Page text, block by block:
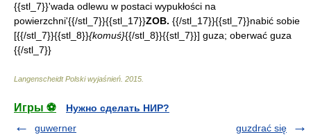
{{stl_7}}'wada odlewu w postaci wypukłości na
powierzchni'{{/stl_7}}{{stl_17}}ZOB. {{/stl_17}}{{stl_7}}nabić sobie
[{{/stl_7}}{{stl_8}}{komuś}{{/stl_8}}{{stl_7}}] guza; oberwać guza
{{/stl_7}}
Langenscheidt Polski wyjaśnień 2015
Игры ⚽
Нужно сделать НИР?
guwerner
guzdrać się